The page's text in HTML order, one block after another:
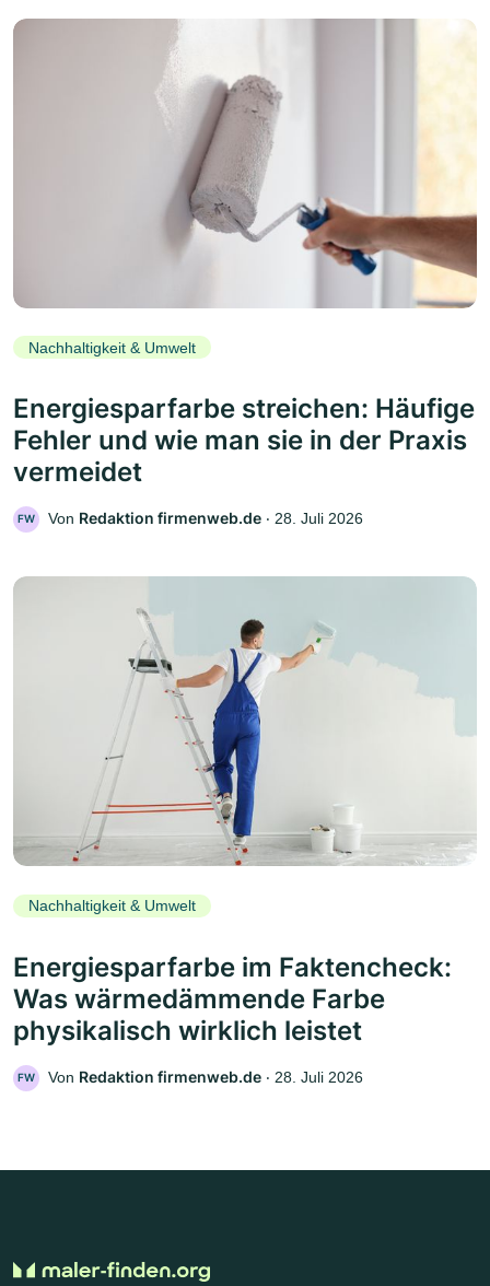
Nachhaltigkeit & Umwelt
Energiesparfarbe streichen: Häufige
Fehler und wie man sie in der Praxis
vermeidet
FW Von Redaktion firmenweb.de ‧ 28. Juli 2026
Nachhaltigkeit & Umwelt
Energiesparfarbe im Faktencheck:
Was wärmedämmende Farbe
physikalisch wirklich leistet
FW Von Redaktion firmenweb.de ‧ 28. Juli 2026